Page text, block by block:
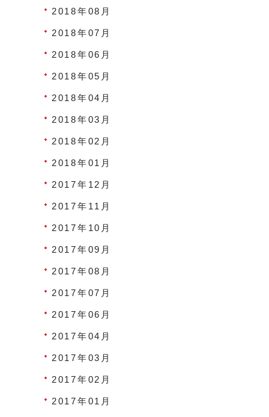
2018年08月
2018年07月
2018年06月
2018年05月
2018年04月
2018年03月
2018年02月
2018年01月
2017年12月
2017年11月
2017年10月
2017年09月
2017年08月
2017年07月
2017年06月
2017年04月
2017年03月
2017年02月
2017年01月